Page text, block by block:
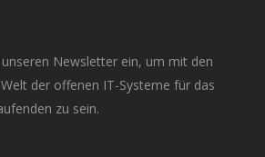
unseren Newsletter ein, um mit den
der offenen IT-Systeme für das
zu sein.